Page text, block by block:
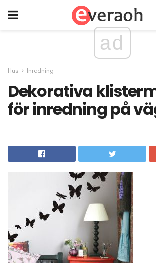
ad
Hus Inredning
Dekorativa
för inredning på